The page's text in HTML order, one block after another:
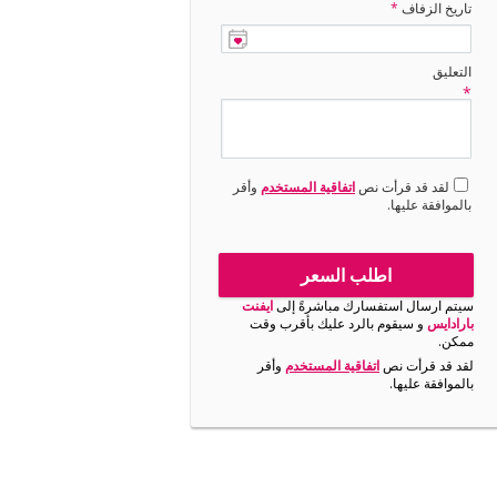
تاريخ الزفاف *
التعليق
*
لقد قد قرأت نصاتفاقية المستخدم وأقر
بالموافقة عليها.
اطلب السعر
سيتم ارسال استفسارك مباشرةً إلىايفنت
بارادايس و سيقوم بالرد عليك بأقرب وقت
ممكن.
لقد قد قرأت نصاتفاقية المستخدم وأقر
بالموافقة عليها.